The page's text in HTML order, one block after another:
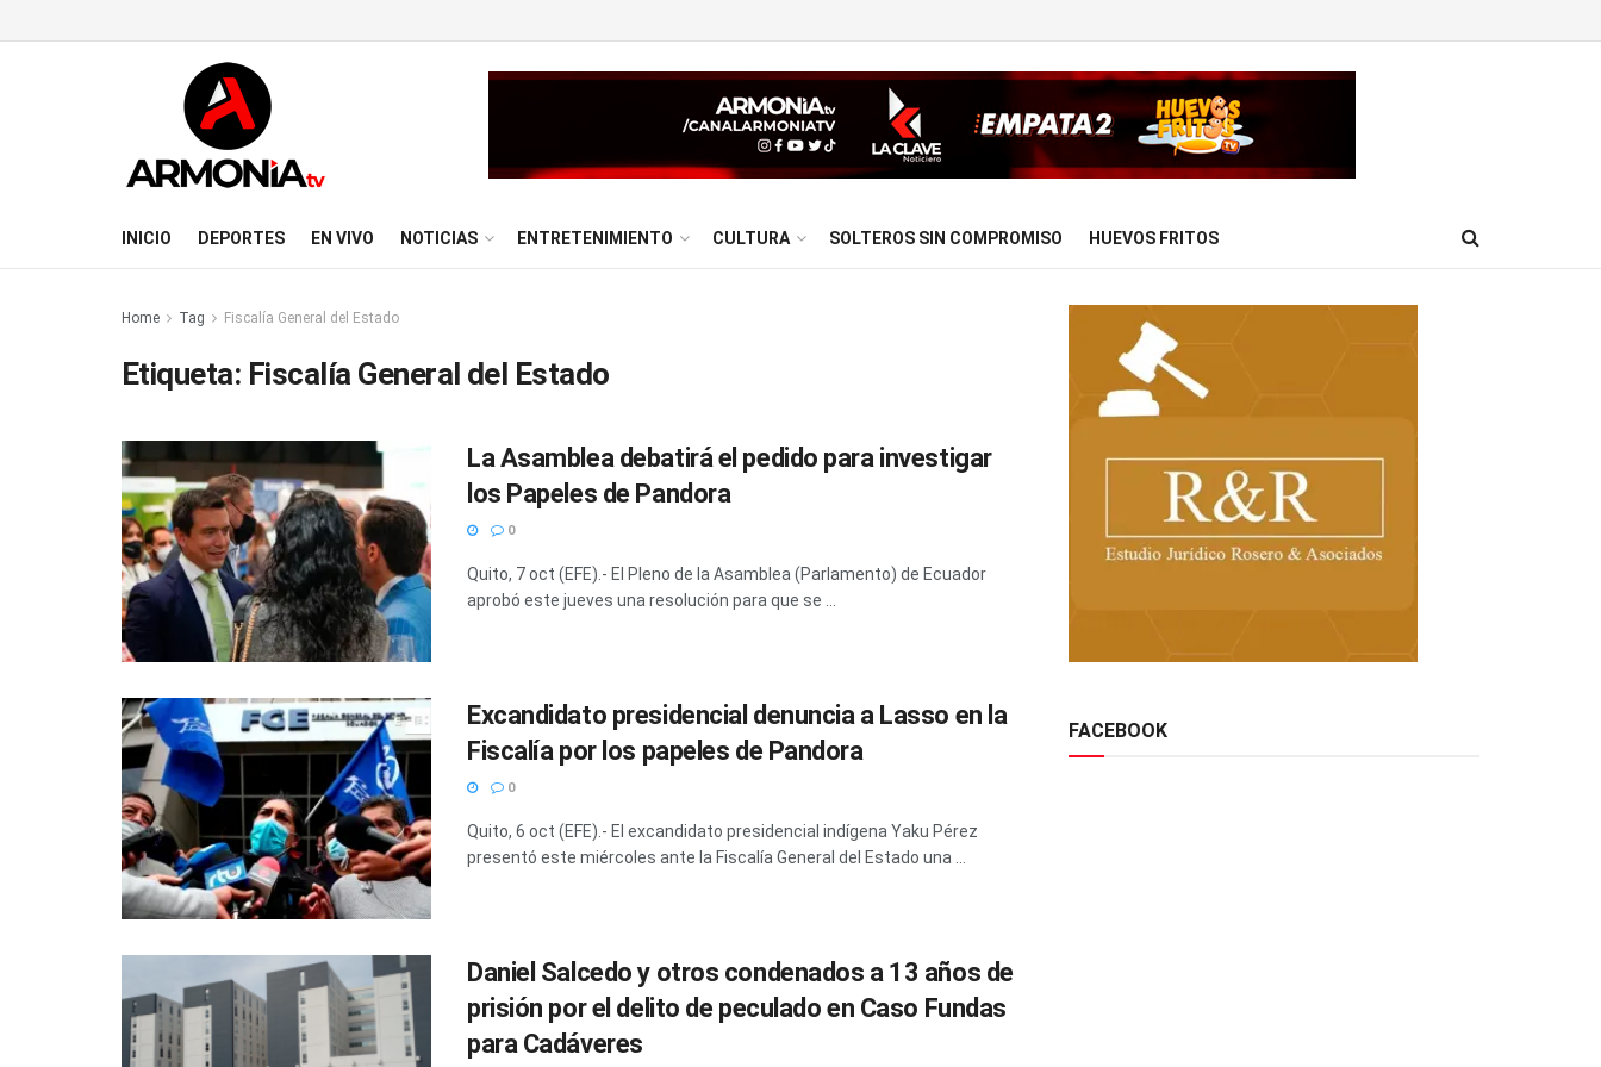
INICIO DEPORTES EN VIVO NOTICIAS ENTRETENIMIENTO CULTURA SOLTEROS SIN COMPROMISO HUEVOS FRITOS
Home Tag Fiscalía General del Estado
Etiqueta: Fiscalía General del Estado
La Asamblea debatirá el pedido para investigar
los Papeles de Pandora
0
Quito, 7 oct (EFE).- El Pleno de la Asamblea (Parlamento) de Ecuador
aprobó este jueves una resolución para que se ...
Excandidato presidencial denuncia a Lasso en la
Fiscalía por los papeles de Pandora
0
Quito, 6 oct (EFE).- El excandidato presidencial indígena Yaku Pérez
presentó este miércoles ante la Fiscalía General del Estado una ...
Daniel Salcedo y otros condenados a 13 años de
prisión por el delito de peculado en Caso Fundas
para Cadáveres
FACEBOOK